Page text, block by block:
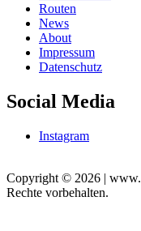
Routen
News
About
Impressum
Datenschutz
Social Media
Instagram
Copyright © 2026 |
Rechte vorbehalten.